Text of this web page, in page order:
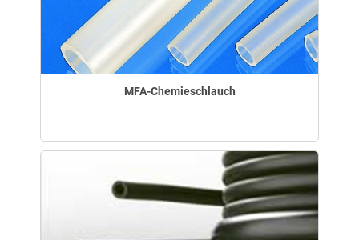
MFA-Chemieschlauch